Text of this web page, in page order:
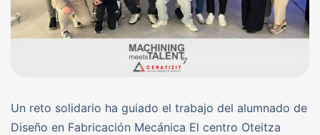
Un reto solidario ha guiado el trabajo del alumnado de
Diseño en Fabricación Mecánica El centro Oteitza